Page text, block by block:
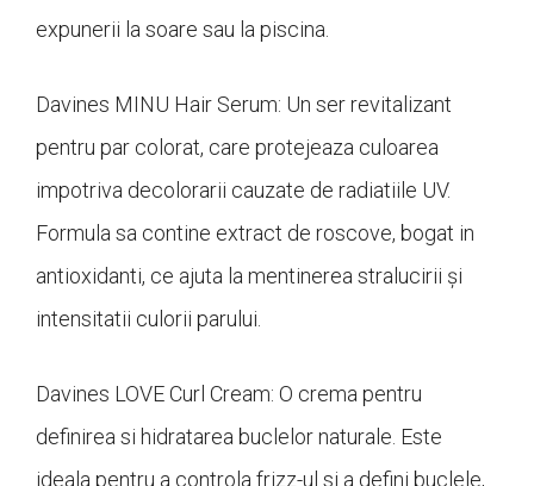
expunerii la soare sau la piscina.
Davines MINU Hair Serum: Un ser revitalizant
pentru par colorat, care protejeaza culoarea
impotriva decolorarii cauzate de radiatiile UV.
Formula sa contine extract de roscove, bogat in
antioxidanti, ce ajuta la mentinerea stralucirii și
intensitatii culorii parului.
Davines LOVE Curl Cream: O crema pentru
definirea si hidratarea buclelor naturale. Este
ideala pentru a controla frizz-ul si a defini buclele,